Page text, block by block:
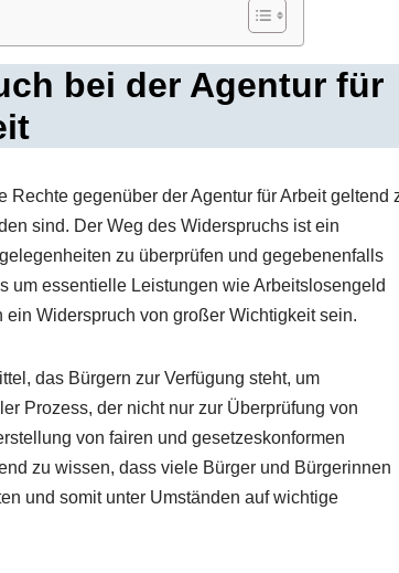
bei der Agentur für
gegenüber der Agentur für Arbeit geltend
sind. Der Weg des Widerspruchs ist ein
zu überprüfen und gegebenenfalls
um essentielle Leistungen wie Arbeitslosengeld
Widerspruch von großer Wichtigkeit sein.
das Bürgern zur Verfügung steht, um
Prozess, der nicht nur zur Überprüfung von
von fairen und gesetzeskonformen
zu wissen, dass viele Bürger und Bürgerinnen
und somit unter Umständen auf wichtige